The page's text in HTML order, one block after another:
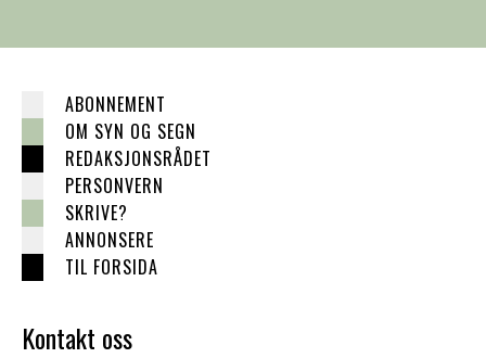
ABONNEMENT
OM SYN OG SEGN
REDAKSJONSRÅDET
PERSONVERN
SKRIVE?
ANNONSERE
TIL FORSIDA
Kontakt oss